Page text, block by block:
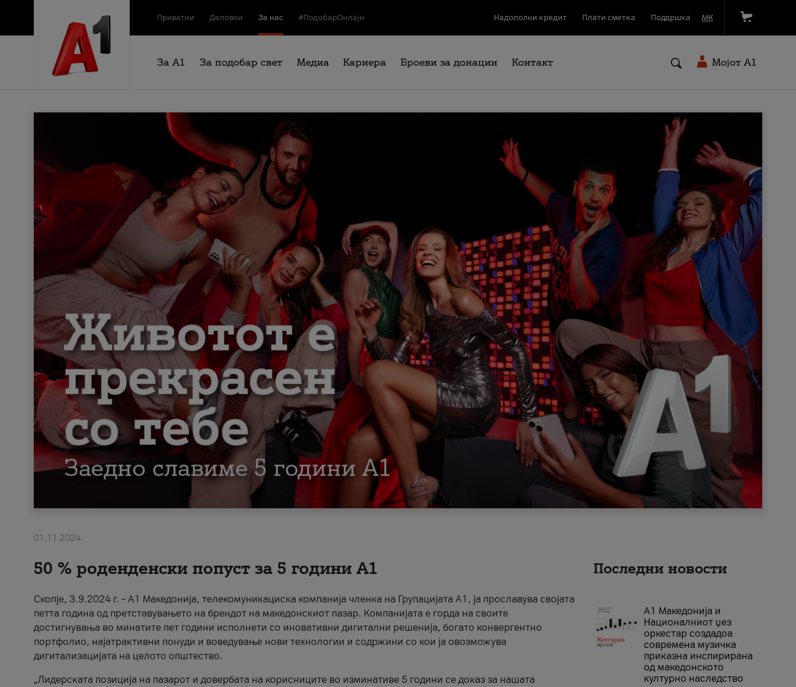
Приватни Деловни За нас #ПодобарОнлајн Надополни кредит Плати сметка Поддршка МК
За А1 За подобар свет Медиа Кариера Броеви за донации Контакт Мојот A1
01.11.2024
50 % роденденски попуст за 5 години А1
Скопје, 3.9.2024 г. – А1 Македонија, телекомуникациска компанија членка на Групацијата А1, ја прославува својата
петта година од претставувањето на брендот на македонскиот пазар. Компанијата е горда на своите
достигнувања во минатите пет години исполнети со иновативни дигитални решенија, богато конвергентно
портфолио, најатрактивни понуди и воведување нови технологии и содржини со кои ја овозможува
дигитализацијата на целото општество.
„Лидерската позиција на пазарот и довербата на корисниците во изминативе 5 години се доказ за нашата
Последни новости
А1 Македонија и
Националниот џез
оркестар создадоа
современа музичка
приказна инспирирана
од македонското
културно наследство